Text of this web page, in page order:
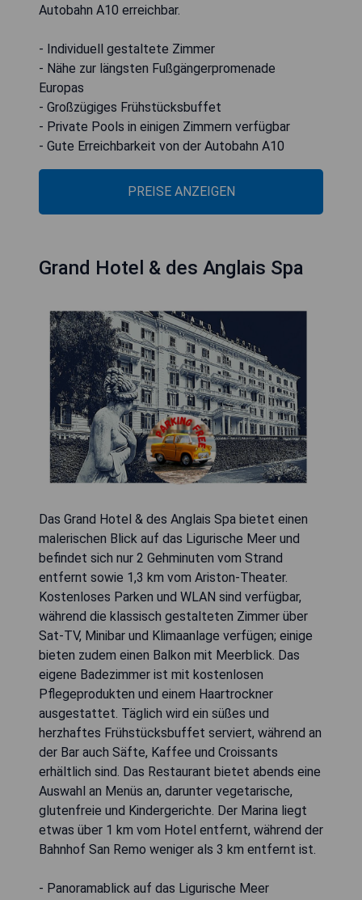
Autobahn A10 erreichbar.
- Individuell gestaltete Zimmer
- Nähe zur längsten Fußgängerpromenade
Europas
- Großzügiges Frühstücksbuffet
- Private Pools in einigen Zimmern verfügbar
- Gute Erreichbarkeit von der Autobahn A10
PREISE ANZEIGEN
Grand Hotel & des Anglais Spa
Das Grand Hotel & des Anglais Spa bietet einen
malerischen Blick auf das Ligurische Meer und
befindet sich nur 2 Gehminuten vom Strand
entfernt sowie 1,3 km vom Ariston-Theater.
Kostenloses Parken und WLAN sind verfügbar,
während die klassisch gestalteten Zimmer über
Sat-TV, Minibar und Klimaanlage verfügen; einige
bieten zudem einen Balkon mit Meerblick. Das
eigene Badezimmer ist mit kostenlosen
Pflegeprodukten und einem Haartrockner
ausgestattet. Täglich wird ein süßes und
herzhaftes Frühstücksbuffet serviert, während an
der Bar auch Säfte, Kaffee und Croissants
erhältlich sind. Das Restaurant bietet abends eine
Auswahl an Menüs an, darunter vegetarische,
glutenfreie und Kindergerichte. Der Marina liegt
etwas über 1 km vom Hotel entfernt, während der
Bahnhof San Remo weniger als 3 km entfernt ist.
- Panoramablick auf das Ligurische Meer